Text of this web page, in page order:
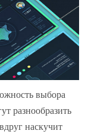
выбора
разнообразить
наскучит